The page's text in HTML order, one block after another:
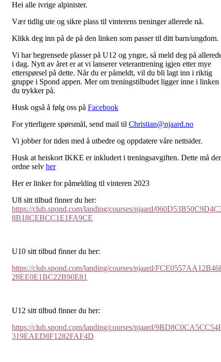
Hei alle ivrige alpinister.
Vær tidlig ute og sikre plass til vinterens treninger allerede nå.
Klikk deg inn på de på den linken som passer til ditt barn/ungdom.
Vi har begrensede plasser på U12 og yngre, så meld deg på
i dag. Nytt av året er at vi lanserer veterantrening igjen etter mye
etterspørsel på dette. Når du er påmeldt, vil du bli lagt inn i riktig
gruppe i Spond appen. Mer om treningstilbudet ligger inne i linken
du trykker på.
Husk også å følg oss på Facebook
For ytterligere spørsmål, send mail til Christian@njaard.no
Vi jobber for tiden med å utbedre og oppdatere våre nettsider.
Husk at heiskort IKKE er inkludert i treningsavgiften. Dette må
ordne selv her
Her er linker for påmelding til vinteren 2023
U8 sitt tilbud finner du her:
https://club.spond.com/landing/courses/njaard/
8B18CEBCC1E1FA9CE
U10 sitt tilbud finner du her:
https://club.spond.com/landing/courses/njaard/
28EE0E1BC22B90E81
U12 sitt tilbud finner du her:
https://club.spond.com/landing/courses/njaard/
319EAED8F1282FAF4D